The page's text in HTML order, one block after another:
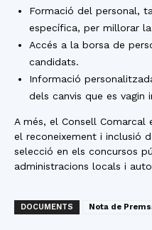
Formació del personal,
específica, per millorar
Accés a la borsa de
candidats.
Informació
dels canvis que es vagin
A més, el Consell
el reconeixement i inclusió
selecció en els concursos
administracions locals i
DOCUMENTS Nota de